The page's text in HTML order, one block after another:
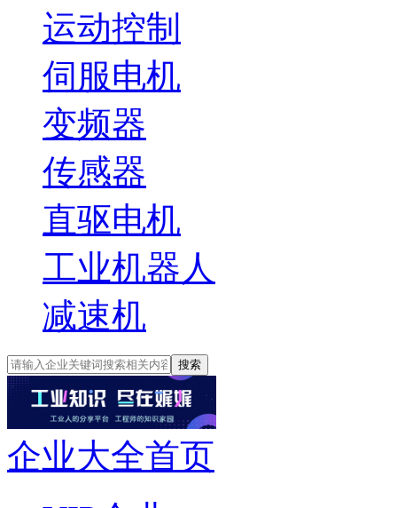
运动控制
伺服电机
变频器
传感器
直驱电机
工业机器人
减速机
搜索
企业大全首页